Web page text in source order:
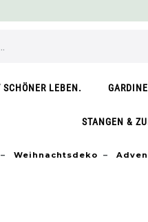
SCHÖNER LEBEN.
STANGEN &
Weihnachtsdeko